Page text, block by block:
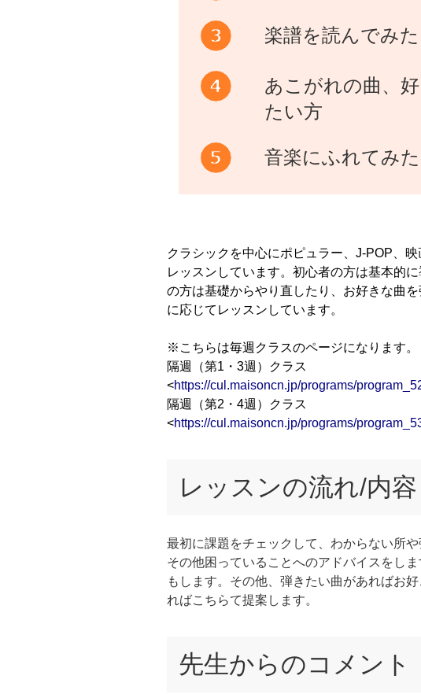
楽譜を読んでみ
あこがれの曲、
たい方
音楽にふれてみ
クラシックを中心にポピュラー、J-POP、
レッスンしています。初心者の方は基本的
の方は基礎からやり直したり、お好きな曲
に応じてレッスンしています。
※こちらは毎週クラスのページになります。
隔週（第1・3週）クラス
<https://cul.maisoncn.jp/programs/
隔週（第2・4週）クラス
<https://cul.maisoncn.jp/programs/
レッスンの流れ/内容
最初に課題をチェックして、わからない所
その他困っていることへのアドバイスをし
もします。その他、弾きたい曲があればお
ればこちらて提案します。
先生からのコメント